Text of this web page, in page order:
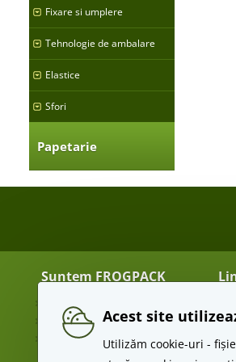
Fixare si umplere
Tehnologie de ambalare
Elastice
Sfori
Papetarie
Suntem FROGPACK
Contact
Angro
Acest site
Utilizăm cookie-uri -